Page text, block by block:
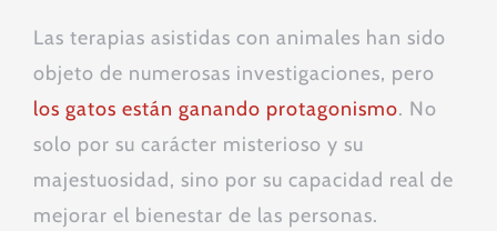
Las terapias asistidas con animales han sido
objeto de numerosas investigaciones, pero
los gatos están ganando protagonismo. No
solo por su carácter misterioso y su
majestuosidad, sino por su capacidad real de
mejorar el bienestar de las personas.